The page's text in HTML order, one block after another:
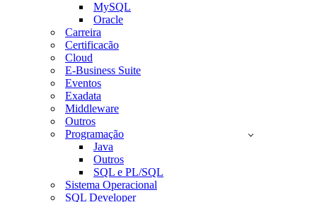
MySQL
Oracle
Carreira
Certificacão
Cloud
E-Business Suite
Eventos
Exadata
Middleware
Outros
Programação
Java
Outros
SQL e PL/SQL
Sistema Operacional
SQL Developer